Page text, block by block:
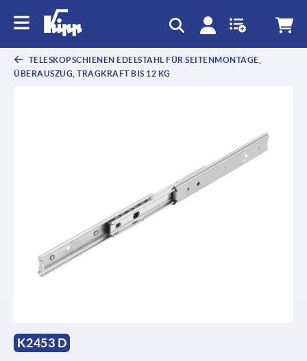
TELESKOPSCHIENEN EDELSTAHL FÜR SEITENMONTAGE,
ÜBERAUSZUG, TRAGKRAFT BIS 12 KG
K2453 D